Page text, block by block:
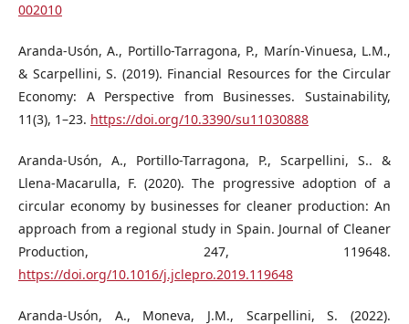
002010
Aranda-Usón, A., Portillo-Tarragona, P., Marín-Vinuesa, L.M.,
& Scarpellini, S. (2019). Financial Resources for the Circular
Economy: A Perspective from Businesses. Sustainability,
11(3), 1–23. https://doi.org/10.3390/su11030888
Aranda-Usón, A., Portillo-Tarragona, P., Scarpellini, S.. &
Llena-Macarulla, F. (2020). The progressive adoption of a
circular economy by businesses for cleaner production: An
approach from a regional study in Spain. Journal of Cleaner
Production, 247, 119648.
https://doi.org/10.1016/j.jclepro.2019.119648
Aranda-Usón, A., Moneva, J.M., Scarpellini, S. (2022).